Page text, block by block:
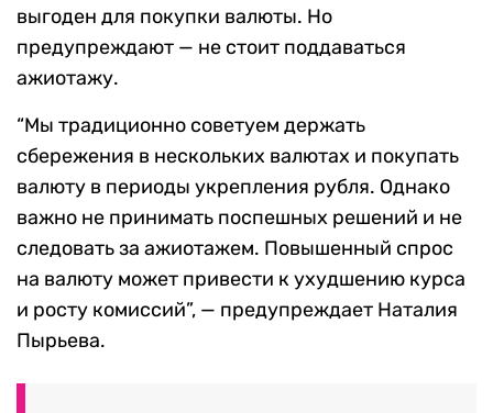
выгоден для покупки валюты. Но
предупреждают — не стоит поддаваться
ажиотажу.
“Мы традиционно советуем держать
сбережения в нескольких валютах и покупать
валюту в периоды укрепления рубля. Однако
важно не принимать поспешных решений и не
следовать за ажиотажем. Повышенный спрос
на валюту может привести к ухудшению курса
и росту комиссий”, — предупреждает Наталия
Пырьева.